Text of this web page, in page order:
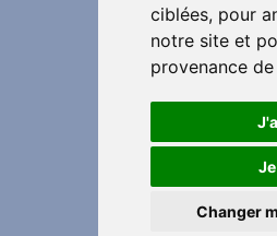
ciblées, pour
notre site et
provenance
Changer